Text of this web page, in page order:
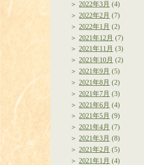
2022年3月 (4)
2022年2月 (7)
2022年1月 (2)
2021年12月 (7)
2021年11月 (3)
2021年10月 (2)
2021年9月 (5)
2021年8月 (2)
2021年7月 (3)
2021年6月 (4)
2021年5月 (9)
2021年4月 (7)
2021年3月 (8)
2021年2月 (5)
2021年1月 (4)